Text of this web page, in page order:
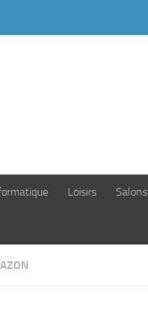
Loisirs Salons